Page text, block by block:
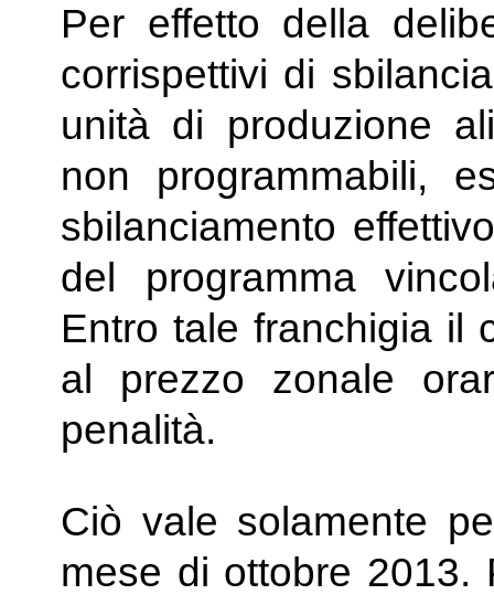
Per effetto della
corrispettivi di
unità di produzione
non programmabili,
sbilanciamento
del programma
Entro tale franchigia il
al prezzo zonale
penalità.
Ciò vale solamente
mese di ottobre 2013.